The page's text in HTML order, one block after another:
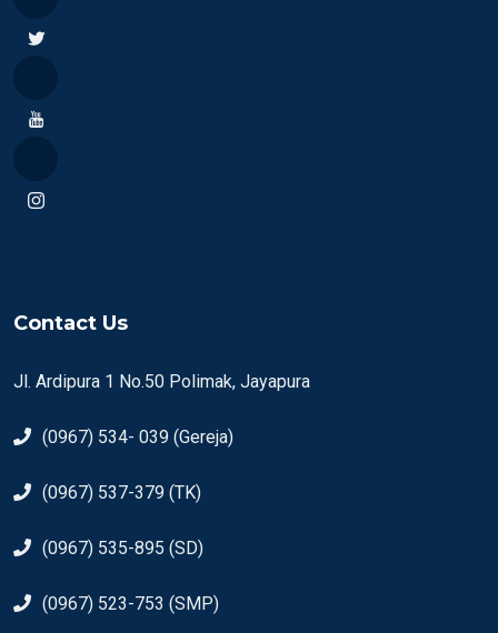
Contact Us
Jl. Ardipura 1 No.50 Polimak, Jayapura
(0967) 534- 039 (Gereja)
(0967) 537-379 (TK)
(0967) 535-895 (SD)
(0967) 523-753 (SMP)